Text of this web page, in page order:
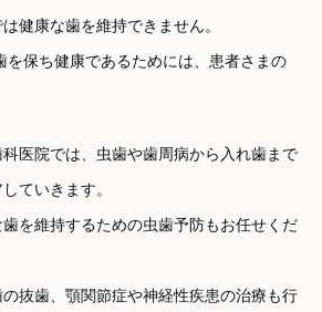
健康な歯を維持できません。
を保ち健康であるためには、患者さまの
医院では、虫歯や歯周病から入れ歯まで
ていきます。
を維持するための虫歯予防もお任せくだ
抜歯、顎関節症や神経性疾患の治療も行